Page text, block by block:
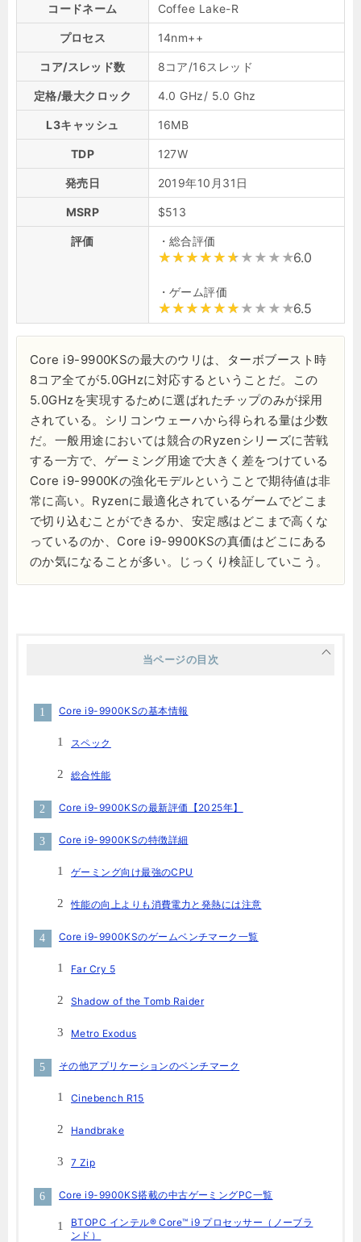
コードネーム Coffee Lake-R
プロセス 14nm++
コア/スレッド数 8コア/16スレッド
定格/最大クロック 4.0 GHz/ 5.0 Ghz
L3キャッシュ 16MB
TDP 127W
発売日 2019年10月31日
MSRP $513
評価 ・総合評価
6.0
・ゲーム評価
6.5
Core i9-9900KSの最大のウリは、ターボブースト時
8コア全てが5.0GHzに対応するということだ。この
5.0GHzを実現するために選ばれたチップのみが採用
されている。シリコンウェーハから得られる量は少数
だ。一般用途においては競合のRyzenシリーズに苦戦
する一方で、ゲーミング用途で大きく差をつけている
Core i9-9900Kの強化モデルということで期待値は非
常に高い。Ryzenに最適化されているゲームでどこま
で切り込むことができるか、安定感はどこまで高くな
っているのか、Core i9-9900KSの真価はどこにある
のか気になることが多い。じっくり検証していこう。
当ページの目次
Core i9-9900KSの基本情報
スペック
総合性能
Core i9-9900KSの最新評価【2025年】
Core i9-9900KSの特徴詳細
ゲーミング向け最強のCPU
性能の向上よりも消費電力と発熱には注意
Core i9-9900KSのゲームベンチマーク一覧
Far Cry 5
Shadow of the Tomb Raider
Metro Exodus
その他アプリケーションのベンチマーク
Cinebench R15
Handbrake
7 Zip
Core i9-9900KS搭載の中古ゲーミングPC一覧
BTOPC インテル® Core™ i9 プロセッサー（ノーブラ
ンド）